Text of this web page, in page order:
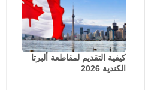
كيفية التقديم لمقاطعة ألبرتا
الكندية 2026